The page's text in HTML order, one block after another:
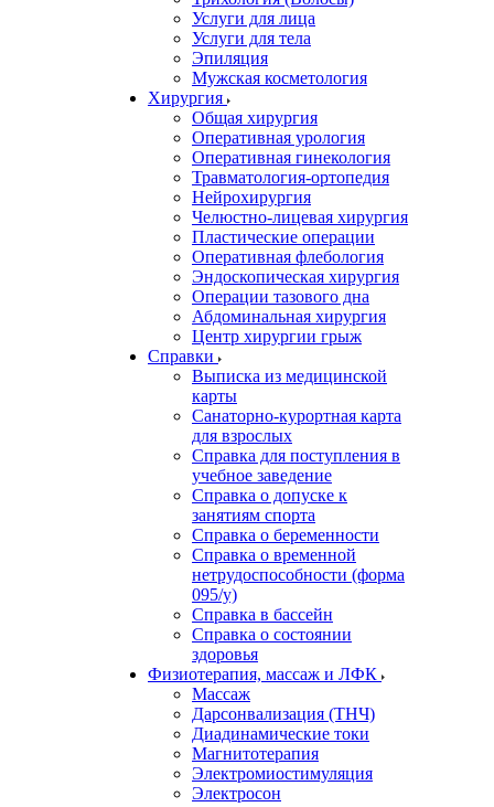
Услуги для лица
Услуги для тела
Эпиляция
Мужская косметология
Хирургия
Общая хирургия
Оперативная урология
Оперативная гинекология
Травматология-ортопедия
Нейрохирургия
Челюстно-лицевая хирургия
Пластические операции
Оперативная флебология
Эндоскопическая хирургия
Операции тазового дна
Абдоминальная хирургия
Центр хирургии грыж
Справки
Выписка из медицинской
карты
Санаторно-курортная карта
для взрослых
Справка для поступления в
учебное заведение
Справка о допуске к
занятиям спорта
Справка о беременности
Справка о временной
нетрудоспособности (форма
095/у)
Справка в бассейн
Справка о состоянии
здоровья
Физиотерапия, массаж и ЛФК
Массаж
Дарсонвализация (ТНЧ)
Диадинамические токи
Магнитотерапия
Электромиостимуляция
Электросон